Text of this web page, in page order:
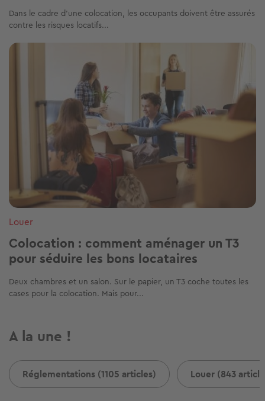
Dans le cadre d’une colocation, les occupants doivent être assurés
contre les risques locatifs...
Image
Louer
Colocation : comment aménager un T3
pour séduire les bons locataires
Deux chambres et un salon. Sur le papier, un T3 coche toutes les
cases pour la colocation. Mais pour...
A la une !
Réglementations (1105 articles) Louer (843